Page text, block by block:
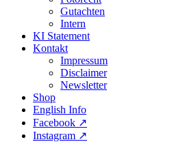
Gutachten
Intern
KI Statement
Kontakt
Impressum
Disclaimer
Newsletter
Shop
English Info
Facebook ↗︎
Instagram ↗︎